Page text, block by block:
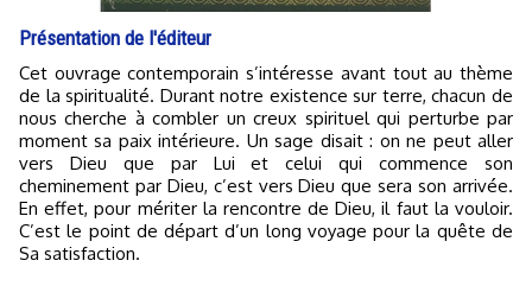
Présentation de l'éditeur
Cet ouvrage contemporain s’intéresse avant tout au thème
de la spiritualité. Durant notre existence sur terre, chacun de
nous cherche à combler un creux spirituel qui perturbe par
moment sa paix intérieure. Un sage disait : on ne peut aller
vers Dieu que par Lui et celui qui commence son
cheminement par Dieu, c’est vers Dieu que sera son arrivée.
En effet, pour mériter la rencontre de Dieu, il faut la vouloir.
C’est le point de départ d’un long voyage pour la quête de
Sa satisfaction.